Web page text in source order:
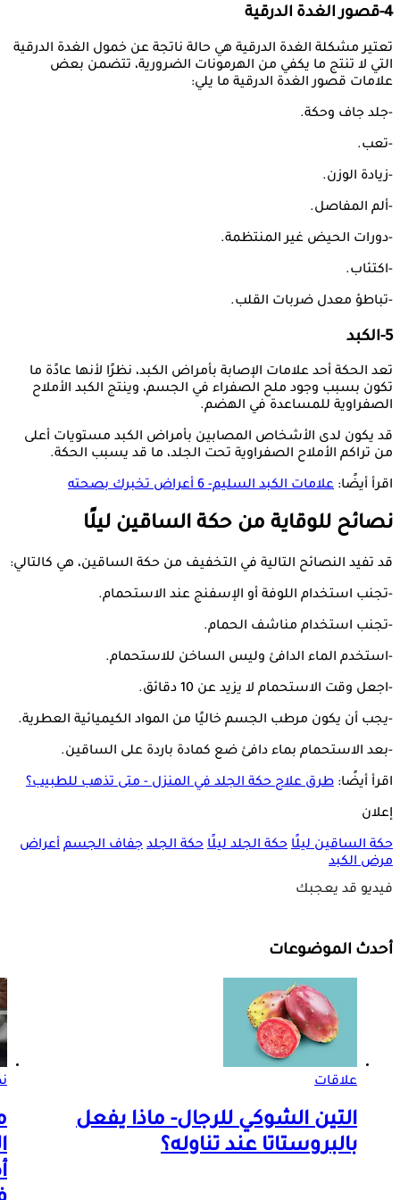
4-قصور الغدة الدرقية
تعتير مشكلة الغدة الدرقية هي حالة ناتجة عن خمول الغدة الدرقية
التي لا تنتج ما يكفي من الهرمونات الضرورية، تتضمن بعض
علامات قصور الغدة الدرقية ما يلي:
-جلد جاف وحكة.
-تعب.
-زيادة الوزن.
-ألم المفاصل.
-دورات الحيض غير المنتظمة.
-اكتئاب.
-تباطؤ معدل ضربات القلب.
5-الكبد
تعد الحكة أحد علامات الإصابة بأمراض الكبد، نظرًا لأنها عادًة ما
تكون بسبب وجود ملح الصفراء في الجسم، وينتج الكبد الأملاح
الصفراوية للمساعدة في الهضم.
قد يكون لدى الأشخاص المصابين بأمراض الكبد مستويات أعلى
من تراكم الأملاح الصفراوية تحت الجلد، ما قد يسبب الحكة.
اقرأ أيضًا: علامات الكبد السليم- 6 أعراض تخبرك بصحته
نصائح للوقاية من حكة الساقين ليلًا
قد تفيد النصائح التالية في التخفيف من حكة الساقين، هي كالتالي:
-تجنب استخدام اللوفة أو الإسفنج عند الاستحمام.
-تجنب استخدام مناشف الحمام.
-استخدم الماء الدافئ وليس الساخن للاستحمام.
-اجعل وقت الاستحمام لا يزيد عن 10 دقائق.
-يجب أن يكون مرطب الجسم خاليًا من المواد الكيميائية العطرية.
-بعد الاستحمام بماء دافئ ضع كمادة باردة على الساقين.
اقرأ أيضًا: طرق علاج حكة الجلد في المنزل - متى تذهب للطبيب؟
إعلان
حكة الساقين ليلًا حكة الجلد ليلًا حكة الجلد جفاف الجسم أعراض
مرض الكبد
فيديو قد يعجبك
أحدث الموضوعات
علاقات
التين الشوكي للرجال- ماذا يفعل
بالبروستاتا عند تناوله؟